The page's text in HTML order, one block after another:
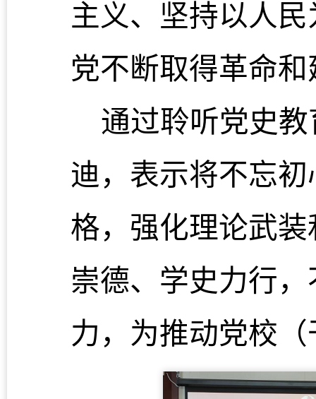
主义、坚持以人
党不断取得革命
通过聆听党史
迪，表示将不忘
格，强化理论武装
崇德、学史力行
力，为推动党校